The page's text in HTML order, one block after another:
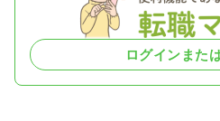
ログインまた